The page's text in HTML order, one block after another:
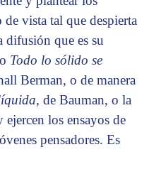
de vista tal que despierta
que es su
Todo lo sólido se
Berman, o de manera
, de Bauman, o la
los ensayos de
pensadores. Es